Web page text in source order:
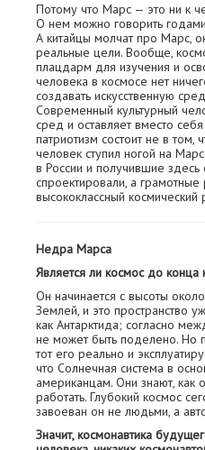
Потому что Марс — это ни к
О нем можно говорить
А китайцы молчат про Марс,
реальные цели. Вообще,
плацдарм для изучения и
человека в космосе нет
создавать искусственную
Современный культурный
сред и оставляет вместо
патриотизм состоит не в
человек ступил ногой на
в России и получившие
спроектировали, а грамотные
высококлассный космический
Недра Марса
Является ли космос до конца
Он начинается с высоты
Землей, и это пространство
как Антарктида; согласно
не может быть поделено. Но
тот его реально и
что Солнечная система в
американцам. Они знают, как
работать. Глубокий космос
завоеван он не людьми, а
Значит, космонавтика